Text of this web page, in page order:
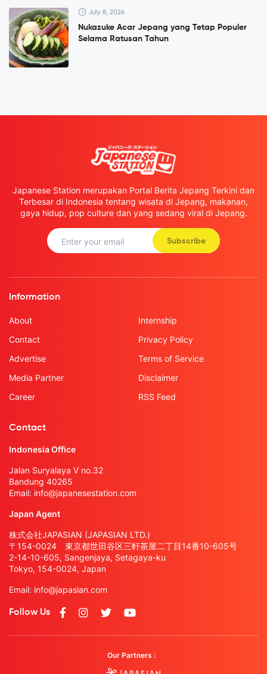
July 8, 2026
Nukazuke Acar Jepang yang Tetap Populer
Selama Ratusan Tahun
Japanese Station merupakan Portal Berita Jepang Terkini dan
Terbesar di Indonesia tentang wisata di Jepang, makanan,
gaya hidup, pop culture dan yang sedang viral di Jepang.
Subscribe
Information
About
Contact
Advertise
Media Partner
Career
Internship
Privacy Policy
Terms of Service
Disclaimer
RSS Feed
Contact
Indonesia Office
Jalan Suryalaya V no.32
Bandung 40265
Email: info@japanesestation.com
Japan Agent
株式会社JAPASIAN (JAPASIAN LTD.)
〒154-0024 東京都世田谷区三軒茶屋二丁目14番10-605号
2-14-10-605, Sangenjaya, Setagaya-ku
Tokyo, 154-0024, Japan
Email: info@japasian.com
Follow Us
Our Partners :